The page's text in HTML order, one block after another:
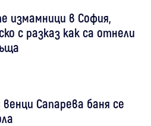
в София,
с разказ как са отнели
Сапарева баня се